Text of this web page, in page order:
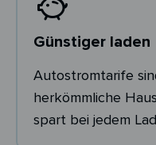
Günstiger laden
Autostromtarife
herkömmliche
spart bei jedem